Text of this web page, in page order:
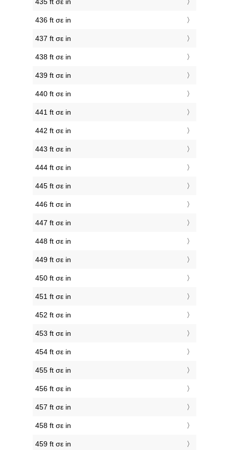
436 ft σε in
437 ft σε in
438 ft σε in
439 ft σε in
440 ft σε in
441 ft σε in
442 ft σε in
443 ft σε in
444 ft σε in
445 ft σε in
446 ft σε in
447 ft σε in
448 ft σε in
449 ft σε in
450 ft σε in
451 ft σε in
452 ft σε in
453 ft σε in
454 ft σε in
455 ft σε in
456 ft σε in
457 ft σε in
458 ft σε in
459 ft σε in